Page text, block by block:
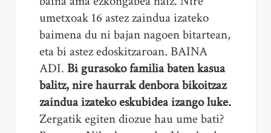
umetxoak 16 astez zaindua izateko
baimena du ni bajan nagoen bitartean,
eta bi astez edoskitzaroan. BAINA
ADI. Bi gurasoko familia baten kasua
balitz, nire haurrak denbora bikoitzaz
zaindua izateko eskubidea izango luke.
Zergatik egiten diozue hau ume bati?